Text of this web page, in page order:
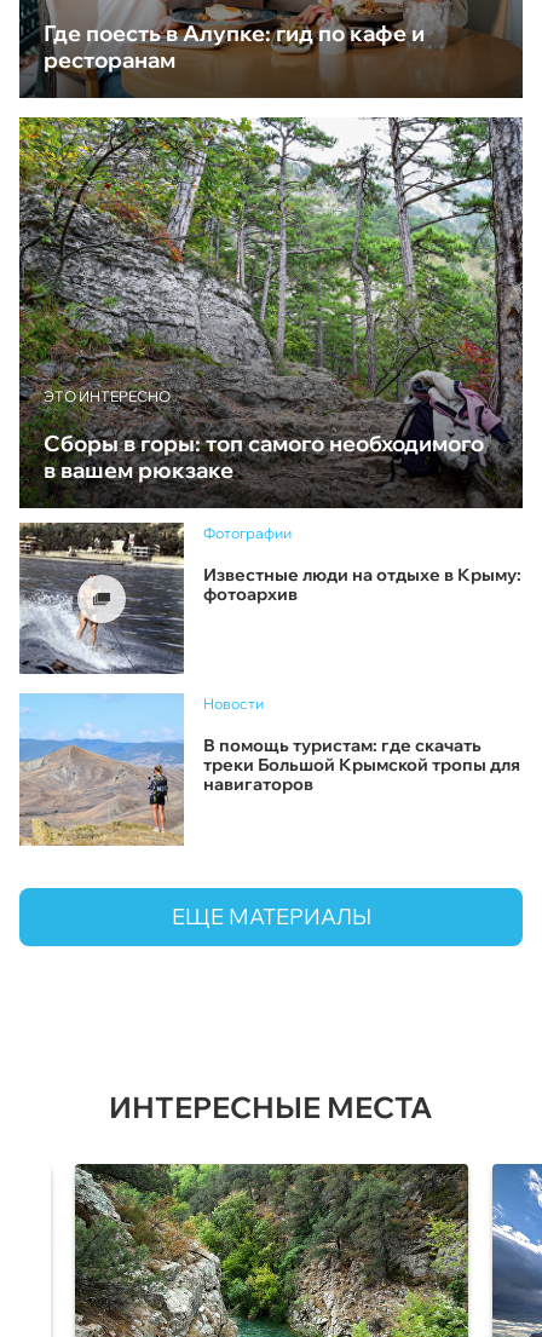
Где поесть в Алупке: гид по кафе и
ресторанам
ЭТО ИНТЕРЕСНО
Сборы в горы: топ самого необходимого
в вашем рюкзаке
Фотографии
Известные люди на отдыхе в Крыму:
фотоархив
Новости
В помощь туристам: где скачать
треки Большой Крымской тропы для
навигаторов
ЕЩЕ МАТЕРИАЛЫ
ИНТЕРЕСНЫЕ МЕСТА